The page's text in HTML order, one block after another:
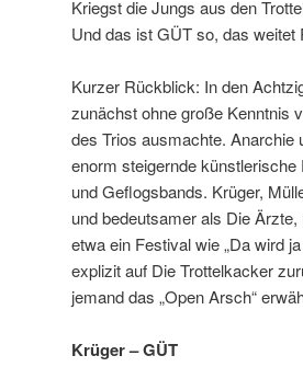
Kriegst die Jungs aus den
Und das ist GÜT so, das weitet
Kurzer Rückblick: In den
zunächst ohne große Kenntnis
des Trios ausmachte. Anarchie
enorm steigernde
und Geflogsbands. Krüger,
und bedeutsamer als Die
etwa ein Festival wie „Da wird
explizit auf Die Trottelkacker
jemand das „Open Arsch“
Krüger – GÜT